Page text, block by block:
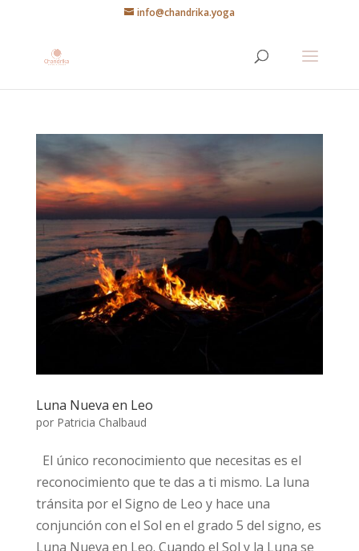
info@chandrika.yoga
Luna Nueva en Leo
por Patricia Chalbaud
El único reconocimiento que necesitas es el
reconocimiento que te das a ti mismo. La luna
tránsita por el Signo de Leo y hace una
conjunción con el Sol en el grado 5 del signo, es
Luna Nueva en Leo. Cuando el Sol y la Luna se